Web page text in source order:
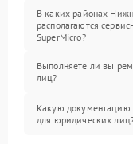
В каких районах
располагаются
SuperMicro?
Выполняете ли вы
лиц?
Какую документацию
для юридических